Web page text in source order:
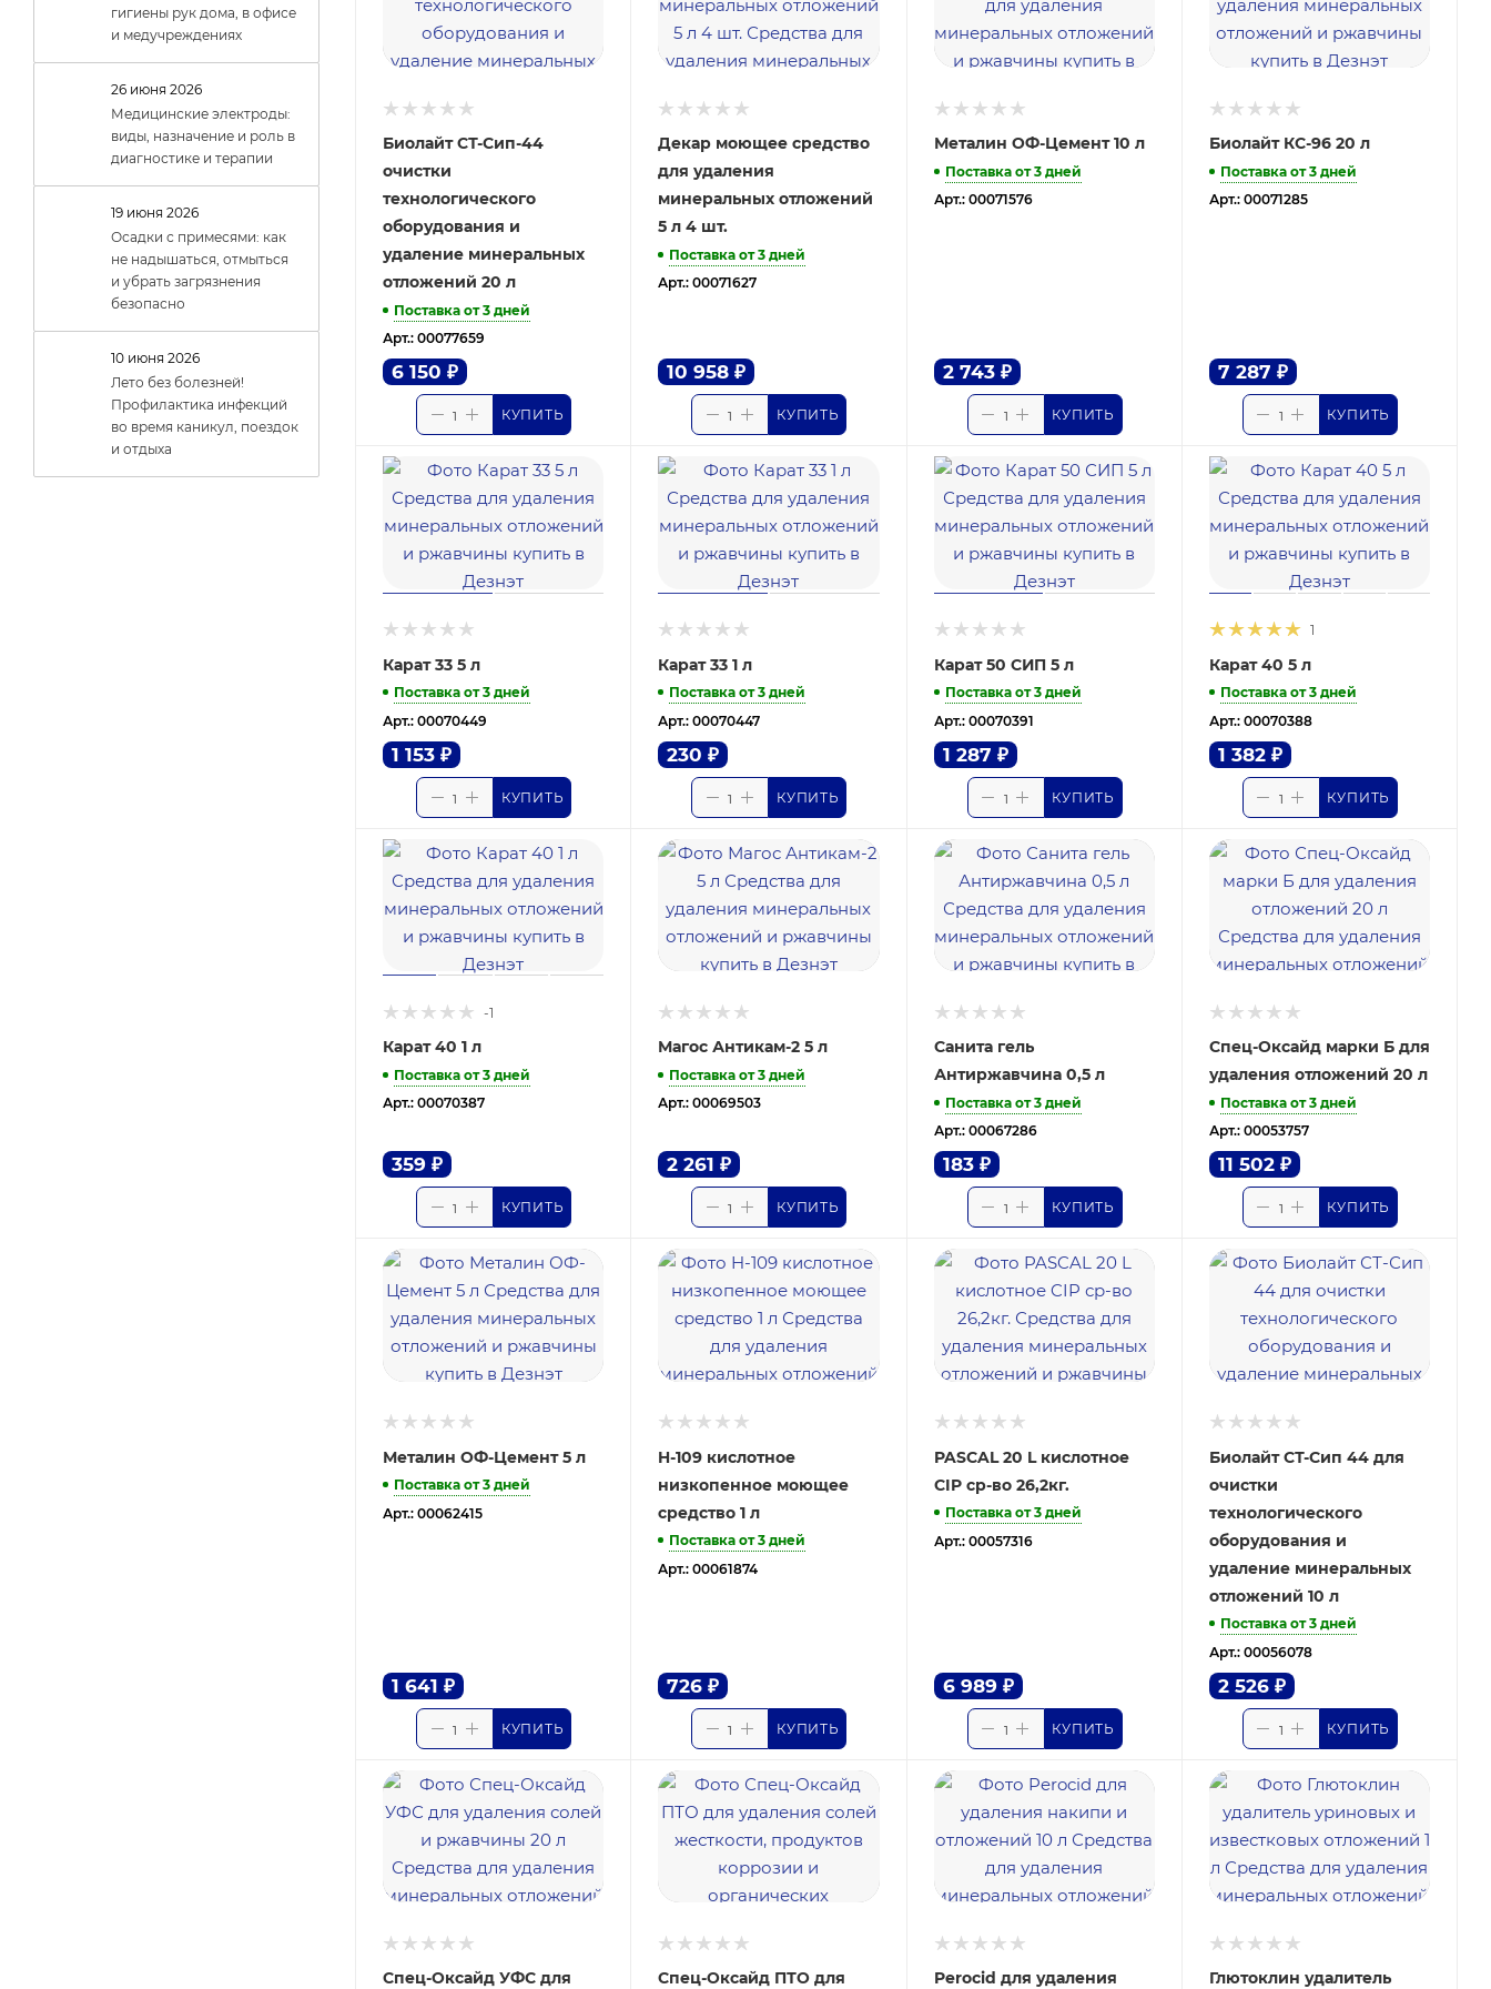
Биолайт СТ-Сип-44
очистки
технологического
оборудования и
удаление минеральных
отложений 20 л
Поставка от 3 дней
Арт.: 00077659
6 150 ₽
КУПИТЬ
Декар моющее средство
для удаления
минеральных отложений
5 л 4 шт.
Поставка от 3 дней
Арт.: 00071627
10 958 ₽
КУПИТЬ
Металин ОФ-Цемент 10 л
Поставка от 3 дней
Арт.: 00071576
2 743₽
КУПИТЬ
Биолайт КС-96 20 л
Поставка от 3 дней
Арт.: 00071285
7 287 ₽
КУПИТЬ
Карат 33 5 л
Поставка от 3 дней
Арт.: 00070449
1 153 ₽
КУПИТЬ
Карат 33 1 л
Поставка от 3 дней
Арт.: 00070447
230 ₽
КУПИТЬ
Карат 50 СИП 5 л
Поставка от 3 дней
Арт.: 00070391
1 287 ₽
КУПИТЬ
1
Карат 40 5 л
Поставка от 3 дней
Арт.: 00070388
1 382₽
КУПИТЬ
-1
Карат 40 1 л
Поставка от 3 дней
Арт.: 00070387
359 ₽
КУПИТЬ
Магос Антикам-2 5 л
Поставка от 3 дней
Арт.: 00069503
2 261 ₽
КУПИТЬ
Санита гель
Антиржавчина 0,5 л
Поставка от 3 дней
Арт.: 00067286
183₽
КУПИТЬ
Спец-Оксайд марки Б для
удаления отложений 20 л
Поставка от 3 дней
Арт.: 00053757
11 502₽
КУПИТЬ
Металин ОФ-Цемент 5 л
Поставка от 3 дней
Арт.: 00062415
1 641 ₽
КУПИТЬ
H-109 кислотное
низкопенное моющее
средство 1 л
Поставка от 3 дней
Арт.: 00061874
726 ₽
КУПИТЬ
PASCAL 20 L кислотное
CIP ср-во 26,2кг.
Поставка от 3 дней
Арт.: 00057316
6 989₽
КУПИТЬ
Биолайт СТ-Сип 44 для
очистки
технологического
оборудования и
удаление минеральных
отложений 10 л
Поставка от 3 дней
Арт.: 00056078
2 526₽
КУПИТЬ
Спец-Оксайд УФС для Спец-Оксайд ПТО для Perocid для удаления Глютоклин удалитель
гигиены рук дома, в офисе
и медучреждениях
26 июня 2026
Медицинские электроды:
виды, назначение и роль в
диагностике и терапии
19 июня 2026
Осадки с примесями: как
не надышаться, отмыться
и убрать загрязнения
безопасно
10 июня 2026
Лето без болезней!
Профилактика инфекций
во время каникул, поездок
и отдыха